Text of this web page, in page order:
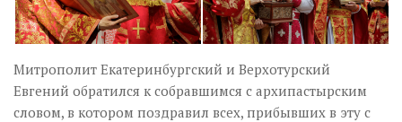
Митрополит Екатеринбургский и Верхотурский
Евгений обратился к собравшимся с архипастырским
словом, в котором поздравил всех, прибывших в эту с